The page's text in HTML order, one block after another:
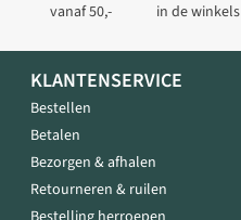
vanaf 50,-
in de winkels
KLANTENSERVICE
Bestellen
Betalen
Bezorgen & afhalen
Retourneren & ruilen